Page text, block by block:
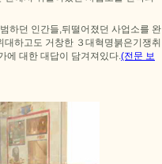
하던 인간들,뒤떨어졌던 사업소를 완
하고도 거창한 ３대혁명붉은기쟁취
에 대한 대답이 담겨져있다.(전문 보